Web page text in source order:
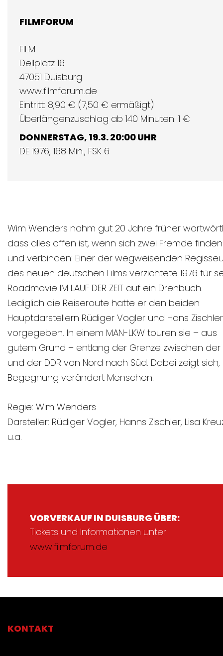
FILMFORUM
FILM
Dellplatz 16
47051 Duisburg
www.filmforum.de
Eintritt: 8,90 € (7,50 € ermäßigt)
Überlängenzuschlag ab 140 Minuten: 1 €
DONNERSTAG, 19.3. 20:00 UHR
DE 1976, 168 Min., FSK 6
Wim Wenders nahm gut 20 Jahre früher
dass alles offen ist, wenn sich zwei Fremde finden
und verbinden: Einer der wegweisenden
des neuen deutschen Films verzichtete 1976 für
Roadmovie IM LAUF DER ZEIT auf ein Drehbuch.
Lediglich die Reiseroute hatte er den beiden
Hauptdarstellern Rüdiger Vogler und Hans Zischler
vorgegeben. In einem MAN-LKW touren sie – aus
gutem Grund – entlang der Grenze zwischen der
und der DDR von Nord nach Süd. Dabei zeigt
Begegnung verändert Menschen.
Regie: Wim Wenders
Darsteller: Rüdiger Vogler, Hanns Zischler, Lisa
u.a.
VORVERKAUF IN DUISBURG ÜBER:
Tickets und Informationen unter
www.filmforum.de
KONTAKT